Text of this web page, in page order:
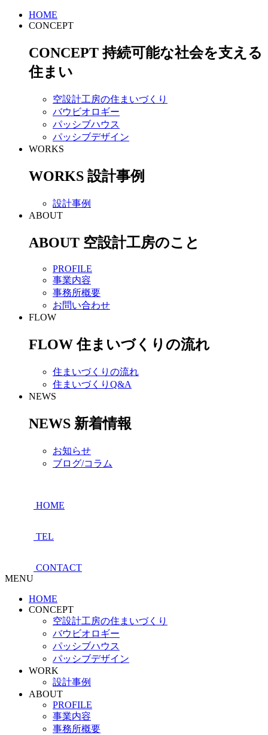
HOME
CONCEPT
CONCEPT 持続可能な社会を支える
住まい
空設計工房の住まいづくり
バウビオロギー
パッシブハウス
パッシブデザイン
WORKS
WORKS 設計事例
設計事例
ABOUT
ABOUT 空設計工房のこと
PROFILE
事業内容
事務所概要
お問い合わせ
FLOW
FLOW 住まいづくりの流れ
住まいづくりの流れ
住まいづくりQ&A
NEWS
NEWS 新着情報
お知らせ
ブログ/コラム
HOME
TEL
CONTACT
MENU
HOME
CONCEPT
空設計工房の住まいづくり
バウビオロギー
パッシブハウス
パッシブデザイン
WORK
設計事例
ABOUT
PROFILE
事業内容
事務所概要